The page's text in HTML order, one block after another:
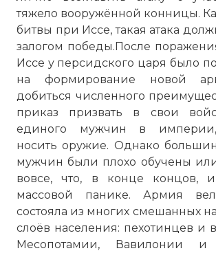
тяжело вооружённой конницы.
битвы при Иссе, такая атака
залогом победы.После
Иссе у персидского царя было
на формирование новой
добиться численного
приказ призвать в свои
единого мужчин в империи,
носить оружие. Однако
мужчин были плохо обучены
вовсе, что, в конце концов,
массовой панике. Армия
состояла из многих смешанных
слоёв населения: пехотинцев и
Месопотамии, Вавилонии